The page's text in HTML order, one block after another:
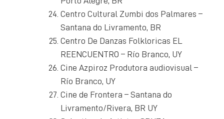
Centro Cultural Zumbi dos Palmares –
Santana do Livramento, BR
Centro De Danzas Folkloricas EL
REENCUENTRO – Río Branco, UY
Cine Azpiroz Produtora audiovisual –
Río Branco, UY
Cine de Frontera – Santana do
Livramento/Rivera, BR UY